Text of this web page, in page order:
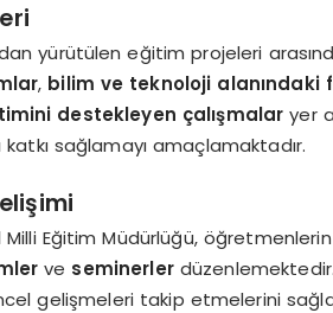
yürütülen eğitim projeleri
, bilim ve teknoloji alanındaki
destekleyen çalışmalar yer
katkı sağlamayı amaçlamaktadır.
Eğitim Müdürlüğü,
ve seminerler
gelişmeleri takip etmelerini